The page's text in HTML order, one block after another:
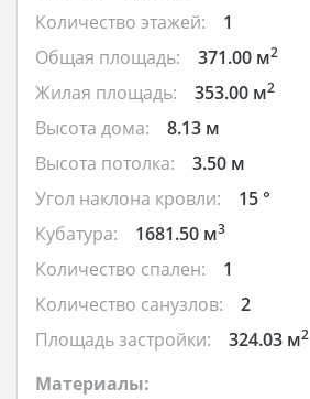
Количество этажей:
1
Общая площадь:
371.00 м2
Жилая площадь: 353.00 м2
Высота дома:
8.13 м
Высота потолка:
3.50 м
Угол наклона кровли:
15 °
Кубатура:
1681.50 м3
Количество спален:
1
Количество санузлов:
2
Площадь застройки:
324.03 м2
Материалы: